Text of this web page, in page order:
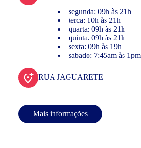
segunda: 09h às 21h
terca: 10h às 21h
quarta: 09h às 21h
quinta: 09h às 21h
sexta: 09h às 19h
sabado: 7:45am às 1pm
RUA JAGUARETE
Mais informações